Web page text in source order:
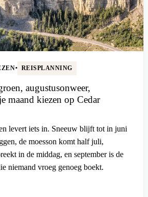
• REISPLANNING
augustusonweer,
maand kiezen op Cedar
levert iets in. Sneeuw blijft tot in juni
de moesson komt half juli,
in de middag, en september is de
niemand vroeg genoeg boekt.